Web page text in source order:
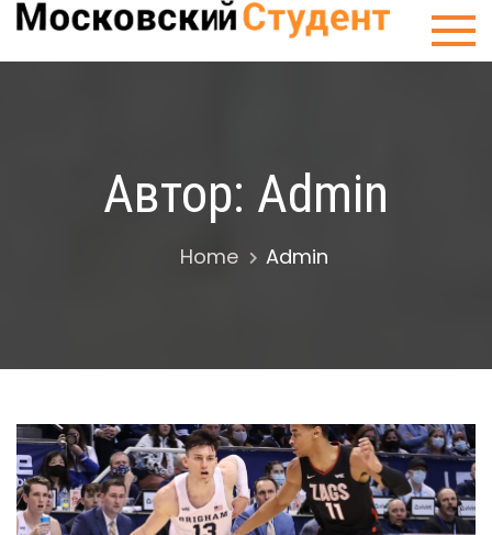
Skip
Автор: Admin
Home Admin